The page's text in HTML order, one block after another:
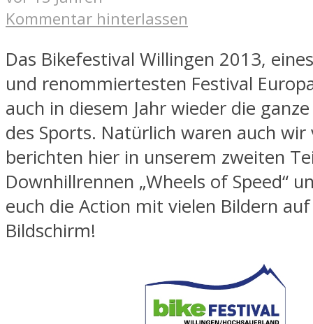
Kommentar hinterlassen
Das Bikefestival Willingen 2013,
und renommiertesten Festival
auch in diesem Jahr wieder die
des Sports. Natürlich waren auch
berichten hier in unserem zweiten
Downhillrennen „Wheels of Speed“
euch die Action mit vielen Bildern
Bildschirm!